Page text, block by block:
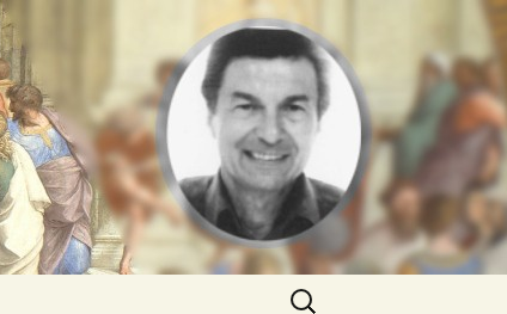
Rechercher :